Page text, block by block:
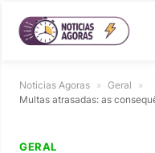
Noticias Agoras » Geral
»
Multas atrasadas: as
GERAL